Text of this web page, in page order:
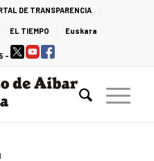
DE TRANSPARENCIA
EL TIEMPO Euskara
-